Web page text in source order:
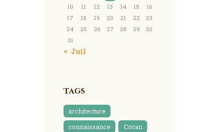
10
11 12 13 14 15
16
17
18 19 20 21 22
23
24
25 26 27 28 29
30
31
« Juil
Tags
architecture
connaissance
Coran